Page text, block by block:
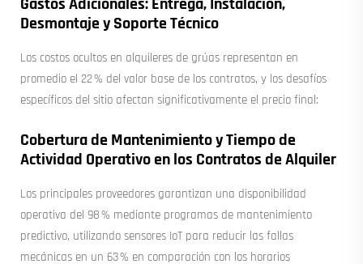
Desmontaje y Soporte Técnico
Los costos ocultos en alquileres de grúas representan en
promedio el 22 % del valor base de los contratos, y los desafíos
específicos del sitio afectan significativamente el precio final:
Cobertura de Mantenimiento y Tiempo de
Actividad Operativo en los Contratos de Alquiler
Los principales proveedores garantizan una disponibilidad
operativa del 98 % mediante programas de mantenimiento
predictivo, utilizando sensores IoT para reducir las fallas
mecánicas en un 63 % en comparación con los horarios